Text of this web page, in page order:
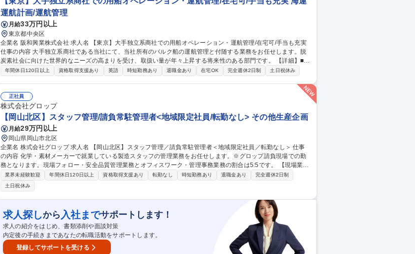
運航計画/運航管理
月給33万円以上
東京都中央区
企業名 阪和興業株式会社 求人名 【東京】大手独立系商社での用船オペレーション・運航管理/在宅可/手当も充実
仕事の内容 大手独立系商社である当社にて、当社所有のバルク船の運航管理と付随する業務をお任せします。脱
炭素社会に向けた世界的なニーズの高まりを受け、取扱い量が年々上昇する将来性のある部門です。 【詳細】■長
期用船契約船(2隻)の運航業務(航海指示、燃料手配、動静確認、LOI関連、船主との折衝、トラブル対応、航海採
容確認、運賃請求書確認、LOI関連、航海完了後のL/S作成、各船で発生したトラブル等への対応、各船一覧管
理、シッパーへの動静連絡、積港での滞船管理等) ■定期・航海用船契約業務等 募集職種 【東京】大手独立系商社
での用船オペレーション・運航管理/在宅可/手当も充実
年間休日120日以上 資格取得支援あり 英語 時短勤務あり 退職金あり 在宅OK 完全週休2日制 土日祝休み
正社員
株式会社グロップ
【岡山北区】スタッフ管理/請負常駐管理者<地域限定社員/転勤なし> その他生産企画
月給29万円以上
岡山県岡山市北区
企業名 株式会社グロップ 求人名 【岡山北区】スタッフ管理／請負常駐管理者＜地域限定社員／転勤なし＞ 仕事
の内容 化学・素材メーカーで就業している製造スタッフの管理業務をお任せします。※グロップ請負現場での勤
務となります。現場フォロー・安全品質管理業務とオフィスワーク・管理事務業務の割合は5:5です。 【現場業
務】巡回による安全衛生指導（5S・KYT）、生産進捗や作業手順の確認、スタッフへの教育・OJT、品質や設備
トラブル時の一次対応を行います。 【オフィス業務】スタッフの勤怠・シフト管理、生産実績の集計や日報作
成、顧客との定期打合せや人員調整、採用・教育準備などの事務全般を担います。 募集職種 【岡山北区】スタッ
フ管理／請負常駐管理者＜地域限定社員／転勤なし＞
業界未経験歓迎 年間休日120日以上 資格取得支援あり 転勤なし 時短勤務あり 退職金あり
完全週休2日制
土日祝休み
求人探しから 入社までサポートします！
求人の紹介をはじめ、書類添削や面談対策
内定後の手続きまであなたの転職活動をサポートします。
登録してサポートを受ける